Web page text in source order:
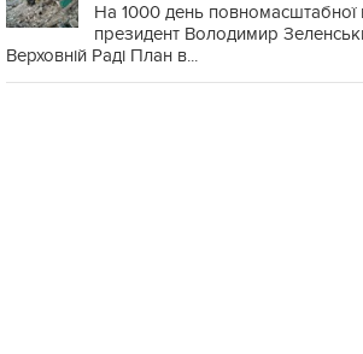
На 1000 день повномасштабної
президент Володимир
Верховній Раді План в...